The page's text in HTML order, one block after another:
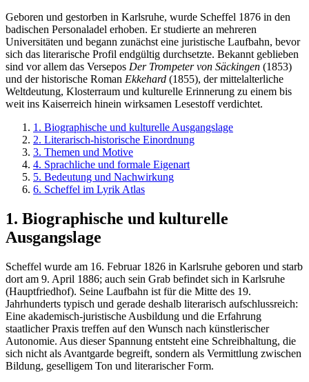
Geboren und gestorben in Karlsruhe, wurde Scheffel 1876 in den
badischen Personaladel erhoben. Er studierte an mehreren
Universitäten und begann zunächst eine juristische Laufbahn, bevor
sich das literarische Profil endgültig durchsetzte. Bekannt geblieben
sind vor allem das Versepos Der Trompeter von Säckingen (1853)
und der historische Roman Ekkehard (1855), der mittelalterliche
Weltdeutung, Klosterraum und kulturelle Erinnerung zu einem bis
weit ins Kaiserreich hinein wirksamen Lesestoff verdichtet.
1. Biographische und kulturelle Ausgangslage
2. Literarisch-historische Einordnung
3. Themen und Motive
4. Sprachliche und formale Eigenart
5. Bedeutung und Nachwirkung
6. Scheffel im Lyrik Atlas
1. Biographische und kulturelle
Ausgangslage
Scheffel wurde am 16. Februar 1826 in Karlsruhe geboren und starb
dort am 9. April 1886; auch sein Grab befindet sich in Karlsruhe
(Hauptfriedhof). Seine Laufbahn ist für die Mitte des 19.
Jahrhunderts typisch und gerade deshalb literarisch aufschlussreich:
Eine akademisch-juristische Ausbildung und die Erfahrung
staatlicher Praxis treffen auf den Wunsch nach künstlerischer
Autonomie. Aus dieser Spannung entsteht eine Schreibhaltung, die
sich nicht als Avantgarde begreift, sondern als Vermittlung zwischen
Bildung, geselligem Ton und literarischer Form.